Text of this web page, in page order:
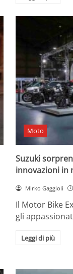
Moto
Suzuki
innovazioni in
Mirko Gaggioli
Il Motor Bike
gli
Leggi di più